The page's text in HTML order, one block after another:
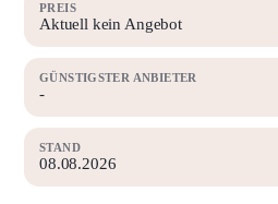
PREIS
Aktuell kein Angebot
GÜNSTIGSTER ANBIETER
-
STAND
08.08.2026